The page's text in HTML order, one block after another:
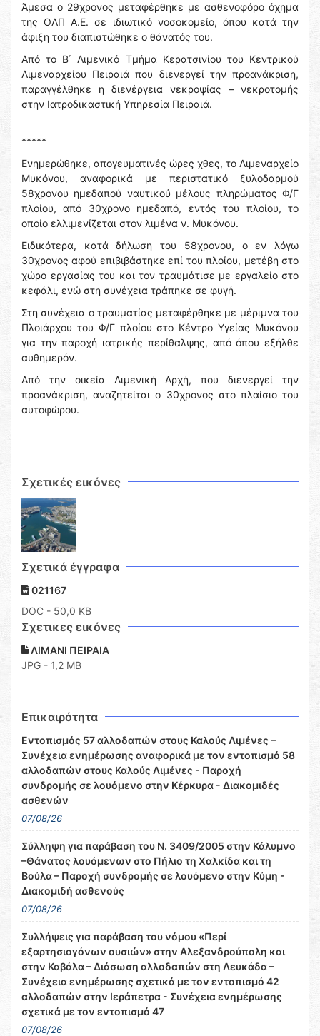
Άμεσα ο 29χρονος μεταφέρθηκε με ασθενοφόρο όχημα
της ΟΛΠ Α.Ε. σε ιδιωτικό νοσοκομείο, όπου κατά την
άφιξη του διαπιστώθηκε ο θάνατός του.
Από το Β΄ Λιμενικό Τμήμα Κερατσινίου του Κεντρικού
Λιμεναρχείου Πειραιά που διενεργεί την προανάκριση,
παραγγέλθηκε η διενέργεια νεκροψίας – νεκροτομής
στην Ιατροδικαστική Υπηρεσία Πειραιά.
*****
Ενημερώθηκε, απογευματινές ώρες χθες, το Λιμεναρχείο
Μυκόνου, αναφορικά με περιστατικό ξυλοδαρμού
58χρονου ημεδαπού ναυτικού μέλους πληρώματος Φ/Γ
πλοίου, από 30χρονο ημεδαπό, εντός του πλοίου, το
οποίο ελλιμενίζεται στον λιμένα ν. Μυκόνου.
Ειδικότερα, κατά δήλωση του 58χρονου, ο εν λόγω
30χρονος αφού επιβιβάστηκε επί του πλοίου, μετέβη στο
χώρο εργασίας του και τον τραυμάτισε με εργαλείο στο
κεφάλι, ενώ στη συνέχεια τράπηκε σε φυγή.
Στη συνέχεια ο τραυματίας μεταφέρθηκε με μέριμνα του
Πλοιάρχου του Φ/Γ πλοίου στο Κέντρο Υγείας Μυκόνου
για την παροχή ιατρικής περίθαλψης, από όπου εξήλθε
αυθημερόν.
Από την οικεία Λιμενική Αρχή, που διενεργεί την
προανάκριση, αναζητείται ο 30χρονος στο πλαίσιο του
αυτοφώρου.
Σχετικές εικόνες
Σχετικά έγγραφα
021167
DOC - 50,0 KB
Σχετικες εικόνες
ΛΙΜΑΝΙ ΠΕΙΡΑΙΑ
JPG - 1,2 MB
Επικαιρότητα
Εντοπισμός 57 αλλοδαπών στους Καλούς Λιμένες –
Συνέχεια ενημέρωσης αναφορικά με τον εντοπισμό 58
αλλοδαπών στους Καλούς Λιμένες - Παροχή
συνδρομής σε λουόμενο στην Κέρκυρα - Διακομιδές
ασθενών
07/08/26
Σύλληψη για παράβαση του Ν. 3409/2005 στην Κάλυμνο
–Θάνατος λουόμενων στο Πήλιο τη Χαλκίδα και τη
Βούλα – Παροχή συνδρομής σε λουόμενο στην Κύμη -
Διακομιδή ασθενούς
07/08/26
Συλλήψεις για παράβαση του νόμου «Περί
εξαρτησιογόνων ουσιών» στην Αλεξανδρούπολη και
στην Καβάλα – Διάσωση αλλοδαπών στη Λευκάδα –
Συνέχεια ενημέρωσης σχετικά με τον εντοπισμό 42
αλλοδαπών στην Ιεράπετρα - Συνέχεια ενημέρωσης
σχετικά με τον εντοπισμό 47
07/08/26